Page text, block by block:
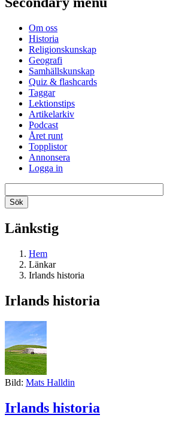
Om oss
Historia
Religionskunskap
Geografi
Samhällskunskap
Quiz & flashcards
Taggar
Lektionstips
Artikelarkiv
Podcast
Året runt
Topplistor
Annonsera
Logga in
Länkstig
Hem
Länkar
Irlands historia
Irlands historia
Bild: Mats Halldin
Irlands historia